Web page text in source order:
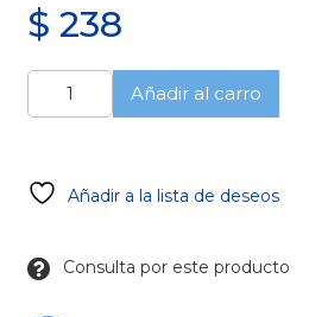
$ 238
Goma
acrílico
pieza
mano
Pimpollo
Añadir al carro
Añadir a la lista de deseos
Consulta por este producto